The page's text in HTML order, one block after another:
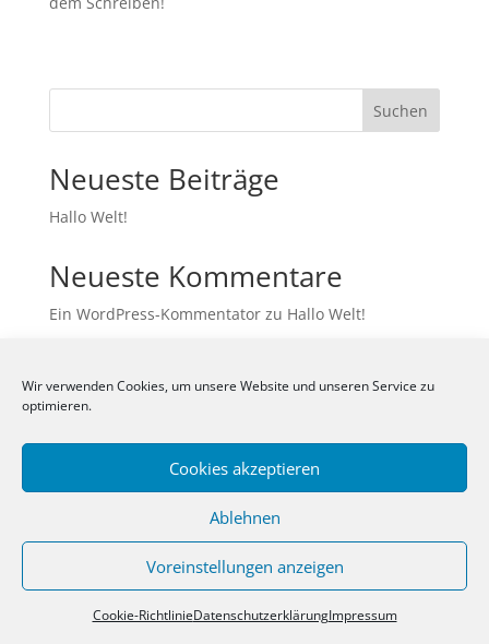
Wir verwenden Cookies, um unsere Website und unseren Service zu
optimieren.
Cookies akzeptieren
Ablehnen
Voreinstellungen anzeigen
Cookie-RichtlinieDatenschutzerklärungImpressum
Suchen
Neueste Beiträge
Hallo Welt!
Neueste Kommentare
Ein WordPress-Kommentatorzu Hallo Welt!
Archive
Januar 2024
Kategorien
Allgemein